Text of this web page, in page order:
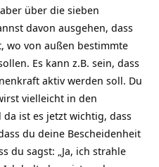
über die sieben
davon ausgehen, dass
wo von außen bestimmte
Es kann z.B. sein, dass
aktiv werden soll. Du
vielleicht in den
ist es jetzt wichtig, dass
du deine Bescheidenheit
du sagst: „Ja, ich strahle